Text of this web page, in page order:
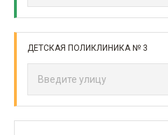
ДЕТСКАЯ ПОЛИКЛИНИКА № 3